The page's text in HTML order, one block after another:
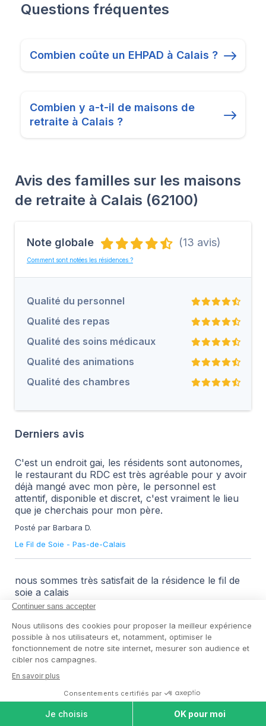
Questions fréquentes
Combien coûte un EHPAD à Calais ?
Combien y a-t-il de maisons de
retraite à Calais ?
Avis des familles sur les maisons
de retraite à Calais (62100)
Note globale (13 avis)
Comment sont notées les résidences ?
Qualité du personnel
Qualité des repas
Qualité des soins médicaux
Qualité des animations
Qualité des chambres
Derniers avis
C'est un endroit gai, les résidents sont autonomes,
le restaurant du RDC est très agréable pour y avoir
déjà mangé avec mon père, le personnel est
attentif, disponible et discret, c'est vraiment le lieu
que je cherchais pour mon père.
Posté par Barbara D.
Le Fil de Soie - Pas-de-Calais
nous sommes très satisfait de la résidence le fil de
soie a calais
Posté par Catherine L.
Le Fil de Soie -Pas-de-Calais
Très bien Me martinache se refait une jeunesse
Formidable
Posté par Nicole M.
Le Fil de Soie- Pas-de-Calais